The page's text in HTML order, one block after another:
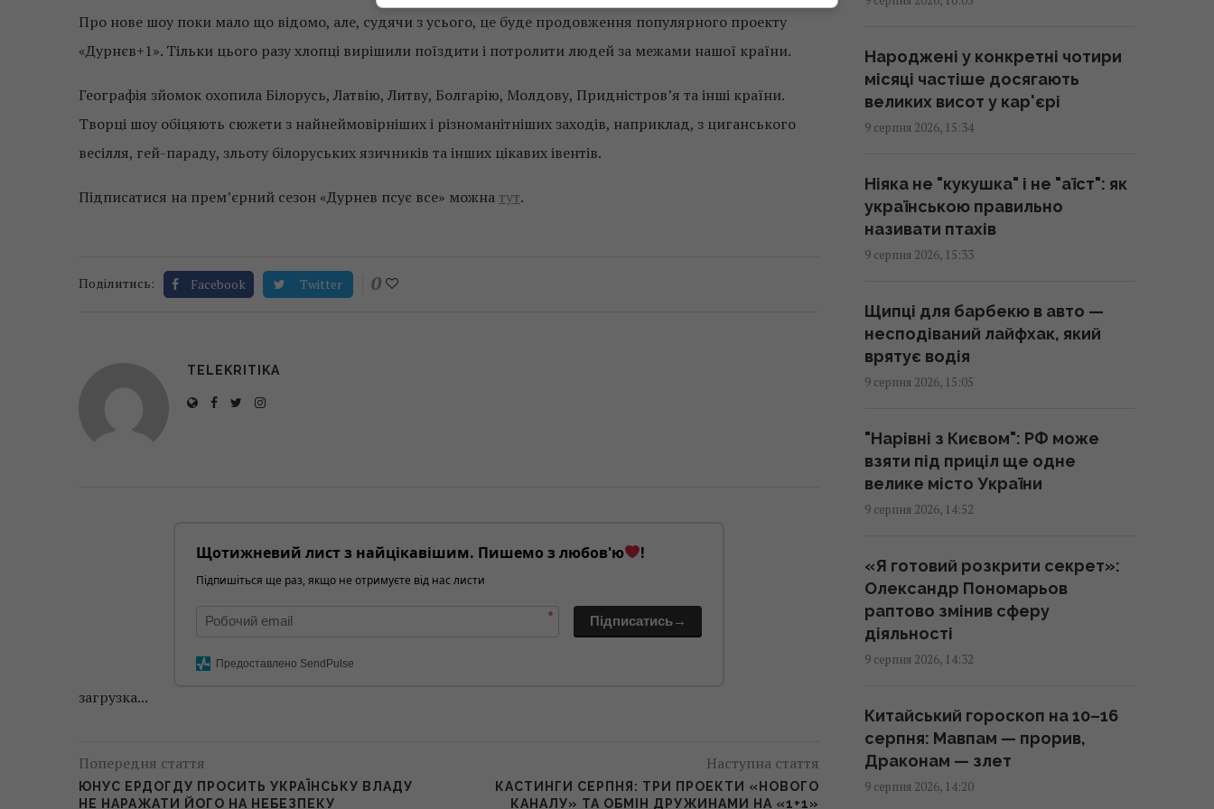
Про нове шоу поки мало що відомо, але, судячи з усього, це буде продовження популярного проекту
«Дурнєв+1». Тільки цього разу хлопці вирішили поїздити і потролити людей за межами нашої країни.
Географія зйомок охопила Білорусь, Латвію, Литву, Болгарію, Молдову, Придністров’я та інші країни.
Творці шоу обіцяють сюжети з найнеймовірніших і різноманітніших заходів, наприклад, з циганського
весілля, гей-параду, зльоту білоруських язичників та інших цікавих івентів.
Підписатися на прем’єрний сезон «Дурнев псує все» можнатут.
Поділитись: Facebook Twitter 0
TELEKRITIKA
Щотижневий лист з найцікавішим. Пишемо з любов'ю !
Підпишіться ще раз, якщо не отримуєте від нас листи
* Підписатись→
Предоставлено SendPulse
загрузка...
Попередня стаття
ЮНУС ЕРДОГДУ ПРОСИТЬ УКРАЇНСЬКУ ВЛАДУ
НЕ НАРАЖАТИ ЙОГО НА НЕБЕЗПЕКУ
Наступна стаття
КАСТИНГИ СЕРПНЯ: ТРИ ПРОЕКТИ «НОВОГО
КАНАЛУ» ТА ОБМІН ДРУЖИНАМИ НА «1+1»
Забезпечував роботою 3500
людей: у Житомирі зупинився
німецький завод після атаки РФ
Пілот взявся за практично
безлюдний острів: за 50 років
він змінився до невпізнання
Окупанти почали відправляти
на штурм танки з активним
захистом від FPV-дронів
Американський трюк із
картоплею фрі допомагає
швидко загустити суп
Хіт 1983 року став однією з
"найкращих літніх пісень усіх
часів": у чому її таємниця
14:27 неділя, 09 серпня 2026
Три яблука сховалися серед
птахів: на їх пошуки дають лише
11 секунд
14:16 неділя, 09 серпня 2026
Народжені у конкретні чотири
місяці частіше досягають
великих висот у кар'єрі
9 серпня 2026, 15:34
Ніяка не "кукушка" і не "аїст": як
українською правильно
називати птахів
9 серпня 2026, 15:33
Щипці для барбекю в авто —
несподіваний лайфхак, який
врятує водія
9 серпня 2026, 15:05
"Нарівні з Києвом": РФ може
взяти під приціл ще одне
велике місто України
9 серпня 2026, 14:52
«Я готовий розкрити секрет»:
Олександр Пономарьов
раптово змінив сферу
діяльності
9 серпня 2026, 14:32
Китайський гороскоп на 10–16
серпня: Мавпам — прорив,
Драконам — злет
9 серпня 2026, 14:20